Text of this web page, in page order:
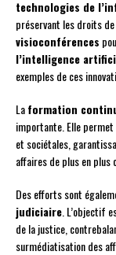
technologies de
préservant les droits
visioconférences
l’intelligence
exemples de ces
Laformation
importante. Elle
et sociétales,
affaires de plus en plus
Des efforts sont
judiciaire . L’objectif
de la justice,
surmédiatisation des